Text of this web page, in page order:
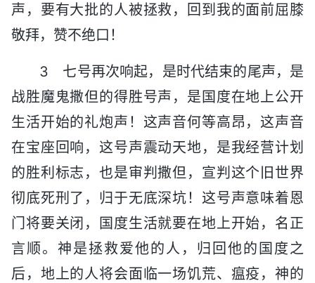
声，要有大批的人被拯救，回到我的面前屈膝
敬拜，赞不绝口！
3 七号再次响起，是时代结束的尾声，是
战胜魔鬼撒但的得胜号声，是国度在地上公开
生活开始的礼炮声！这声音何等高昂，这声音
在宝座回响，这号声震动天地，是我经营计划
的胜利标志，也是审判撒但，宣判这个旧世界
彻底死刑了，归于无底深坑！这号声意味着恩
门将要关闭，国度生活就要在地上开始，名正
言顺。神是拯救爱他的人，归回他的国度之
后，地上的人将会面临一场饥荒、瘟疫，神的